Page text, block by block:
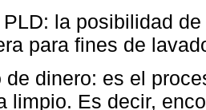
PLD: la posibilidad
para fines de
de dinero: es el
limpio. Es decir,